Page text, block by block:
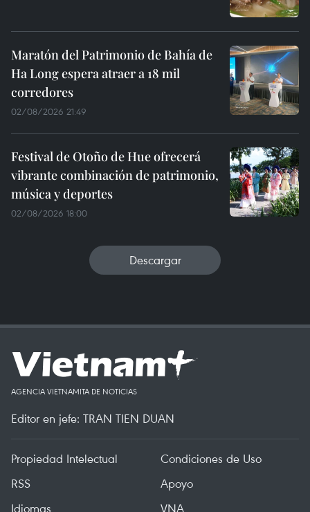
Maratón del Patrimonio de Bahía de
Ha Long espera atraer a 18 mil
corredores
02/08/2026 21:49
Festival de Otoño de Hue ofrecerá
vibrante combinación de patrimonio,
música y deportes
02/08/2026 18:00
Descargar
AGENCIA VIETNAMITA DE NOTICIAS
Editor en jefe: TRAN TIEN DUAN
Propiedad Intelectual
Condiciones de Uso
RSS
Apoyo
Idiomas
VNA